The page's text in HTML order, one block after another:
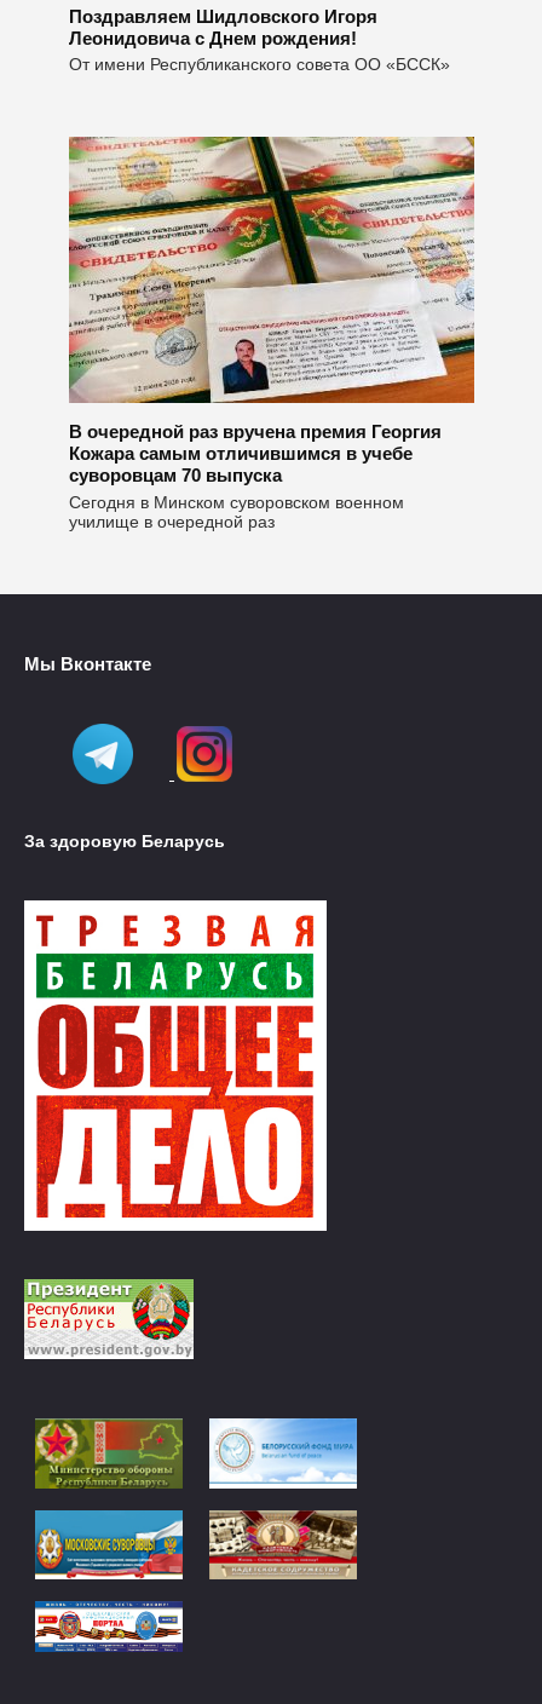
Поздравляем Шидловского Игоря
Леонидовича с Днем рождения!
От имени Республиканского совета ОО «БССК»
В очередной раз вручена премия Георгия
Кожара самым отличившимся в учебе
суворовцам 70 выпуска
Сегодня в Минском суворовском военном
училище в очередной раз
Мы Вконтакте
За здоровую Беларусь